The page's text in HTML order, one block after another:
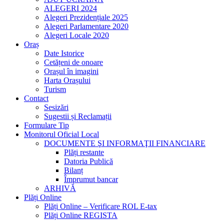
ALEGERI 2024
Alegeri Prezidențiale 2025
Alegeri Parlamentare 2020
Alegeri Locale 2020
Oraș
Date Istorice
Cetățeni de onoare
Orașul în imagini
Harta Orașului
Turism
Contact
Sesizări
Sugestii și Reclamații
Formulare Tip
Monitorul Oficial Local
DOCUMENTE ŞI INFORMAŢII FINANCIARE
Plăți restante
Datoria Publică
Bilanț
Împrumut bancar
ARHIVĂ
Plăți Online
Plăți Online – Verificare ROL E-tax
Plăți Online REGISTA